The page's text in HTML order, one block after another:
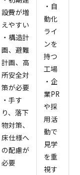
設費が増
えやすい
・構造計
画、避難
計画、高
所安全対
策が必要
・手す
り、落下
物対策、
床仕様へ
の配慮が
必要
・自
動化
ライ
ンを
持つ
工場
・企
業PR
や採
用活
動で
見学
を重
視す